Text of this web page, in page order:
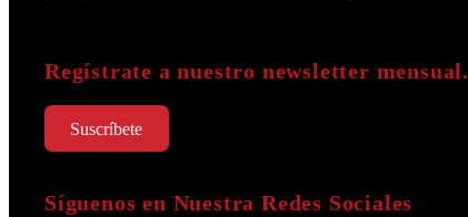
Regístrate a nuestro newsletter mensual.
Suscríbete
Síguenos en Nuestra Redes Sociales